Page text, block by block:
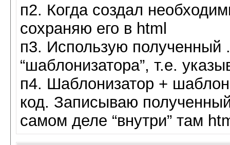
п2. Когда создал
сохраняю его в html
п3. Использую полученный
“шаблонизатора”, т.е.
п4. Шаблонизатор +
код. Записываю
самом деле “внутри” там